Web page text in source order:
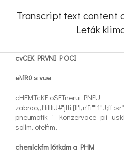
Transcript text content
Leták
cvCEK PRVNI P OCI
e\fR0 s vue
cHEMTcKE oSETnerui PNEU
zabrao,,l'lillltJ#"jffi [ll'l,n'Ii'"'1"J;ff
pneumatik ' Konzervace pii
sollm, otelfim,
chemlckfm l6tkdm a PHM